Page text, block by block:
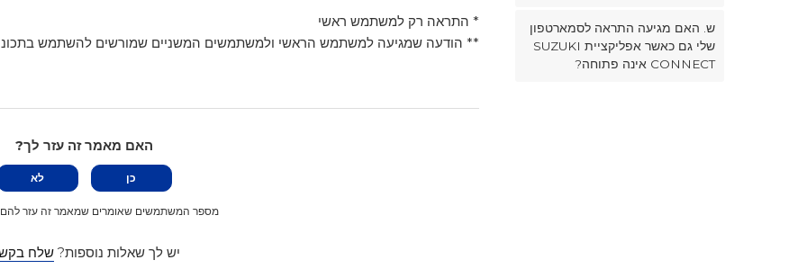
ש. האם מגיעה התראה לסמארטפון
שלי גם כאשר אפליקציית SUZUKI
CONNECT אינה פתוחה?
* התראה רק למשתמש ראשי
** הודעה שמגיעה למשתמש הראשי ולמשתמשים המשניים שמורשים להשתמש
האם מאמר זה עזר לך?
כן לא
מספר המשתמשים שאומרים שמאמר זה עזר להם: 0 מתוך
יש לך שאלות נוספות?שלח